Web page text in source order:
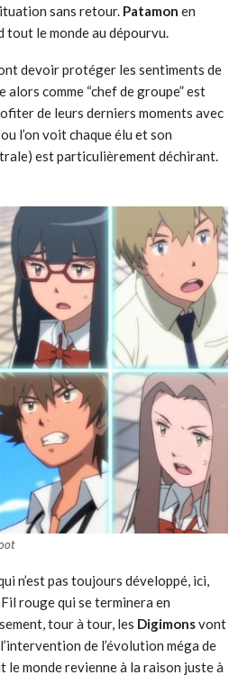
sans retour. Patamon en
tout le monde au dépourvu.
devoir protéger les sentiments de
alors comme “chef de groupe” est
de leurs derniers moments avec
l’on voit chaque élu et son
est particulièrement déchirant.
n’est pas toujours développé, ici,
rouge qui se terminera en
tour à tour, les Digimonsvont
de l’évolution méga de
le monde revienne à la raison juste à